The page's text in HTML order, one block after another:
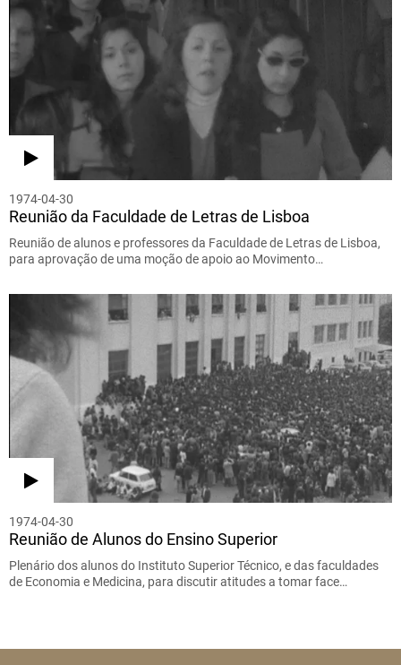
1974-04-30
Reunião da Faculdade de Letras de Lisboa
Reunião de alunos e professores da Faculdade de Letras de Lisboa,
para aprovação de uma moção de apoio ao Movimento…
1974-04-30
Reunião de Alunos do Ensino Superior
Plenário dos alunos do Instituto Superior Técnico, e das faculdades
de Economia e Medicina, para discutir atitudes a tomar face…